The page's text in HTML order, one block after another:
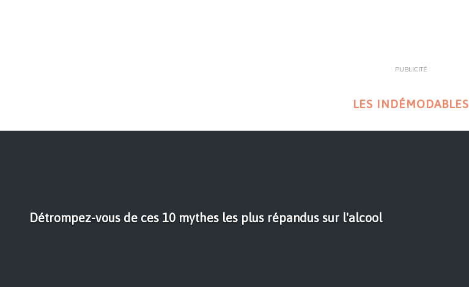
PUBLICITÉ
LES INDÉMODABLES
Détrompez-vous de ces 10 mythes les plus répandus sur l'alcool